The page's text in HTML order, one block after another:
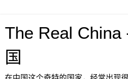
The Real China
国